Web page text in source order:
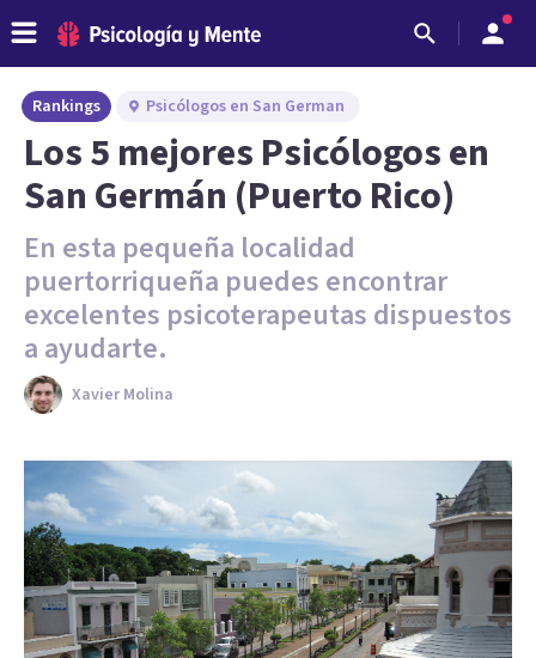
Rankings Psicólogos en San German
Los 5 mejores Psicólogos en
San Germán (Puerto Rico)
En esta pequeña localidad
puertorriqueña puedes encontrar
excelentes psicoterapeutas dispuestos
a ayudarte.
Xavier Molina